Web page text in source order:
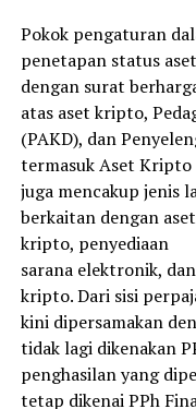
Pokok pengaturan
penetapan status
dengan surat
atas aset kripto,
(PAKD), dan
termasuk Aset Kripto
juga mencakup jenis
berkaitan dengan
kripto, penyediaan
sarana elektronik,
kripto. Dari sisi
kini dipersamakan
tidak lagi dikenakan
penghasilan yang
tetap dikenai PPh